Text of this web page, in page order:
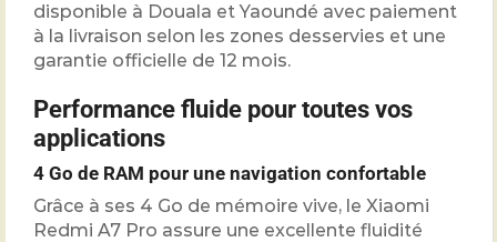
disponible à Douala et Yaoundé avec paiement
à la livraison selon les zones desservies et une
garantie officielle de 12 mois.
Performance fluide pour toutes vos
applications
4 Go de RAM pour une navigation confortable
Grâce à ses 4 Go de mémoire vive, le Xiaomi
Redmi A7 Pro assure une excellente fluidité